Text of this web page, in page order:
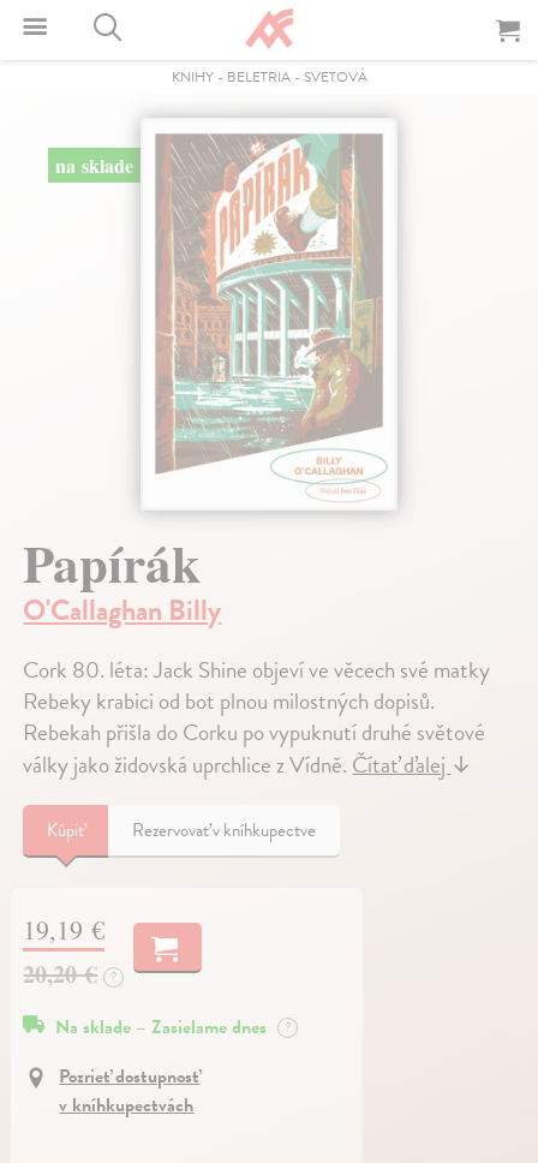
KNIHY- BELETRIA- SVETOVÁ
na sklade
Papírák
O'Callaghan Billy
Cork 80. léta: Jack Shine objeví ve věcech své matky
Rebeky krabici od bot plnou milostných dopisů.
Rebekah přišla do Corku po vypuknutí druhé světové
války jako židovská uprchlice z Vídně.Čítať ďalej↓
Kúpiť Rezervovať v kníhkupectve
19,19 €
20,20 € ?
Na sklade – Zasielame dnes ?
Pozrieť dostupnosť
v kníhkupectvách